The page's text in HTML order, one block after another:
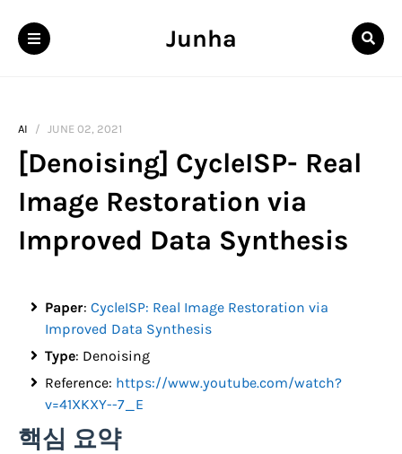
Junha
AI JUNE 02, 2021
[Denoising] CycleISP- Real
Image Restoration via
Improved Data Synthesis
Paper: CycleISP: Real Image Restoration via
Improved Data Synthesis
Type: Denoising
Reference: https://www.youtube.com/watch?
v=41XKXY--7_E
핵심 요약